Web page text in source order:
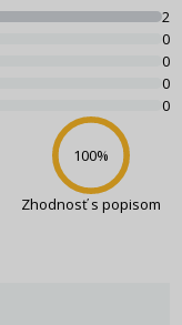
2
0
0
0
0
100%
Zhodnosť s popisom